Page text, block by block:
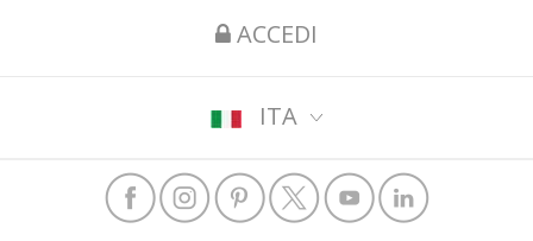
ACCEDI
ITA